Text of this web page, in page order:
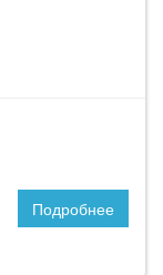
Подробнее